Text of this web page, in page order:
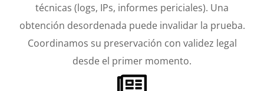
técnicas (logs, IPs, informes periciales). Una
obtención desordenada puede invalidar la prueba.
Coordinamos su preservación con validez legal
desde el primer momento.